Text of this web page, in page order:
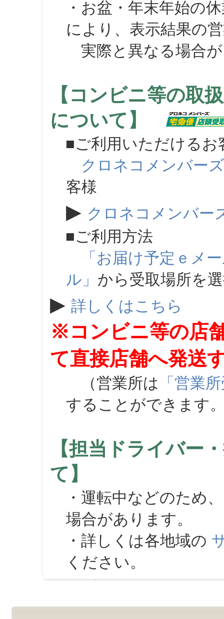
・お盆・年末年始の
により、表示結果の
実際と異なる場合が
【コンビニ等の取
について】
■ご利用いただけるお
クロネコメンバーズ
客様
▶ クロネコメンバー
■ご利用方法
「お届け予定ｅメ
ル」 から受取場所を
▶ 詳しくはこちら
※コンビニ等の店
て直接店舗へ発送
（営業所は 「営業
することができます
【担当ドライバー
て】
・運転中などのため
場合があります。
・詳しくは各地域の
ください。